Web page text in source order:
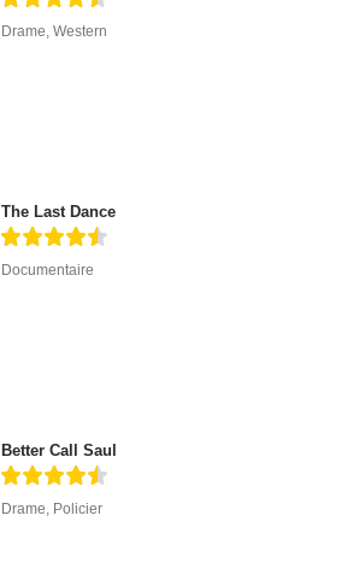
Drame,Western
The Last Dance
Documentaire
Better Call Saul
Drame, Policier